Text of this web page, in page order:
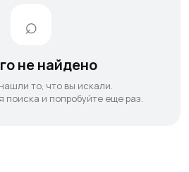
не найдено
то, что вы искали.
поиска и попробуйте еще раз.